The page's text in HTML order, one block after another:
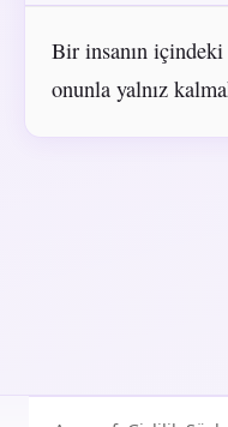
Bir insanın
onunla yalnız